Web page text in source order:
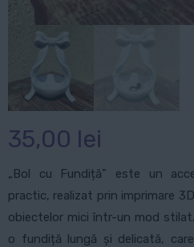
35,00 lei
„Bol cu Fundiță” este un
practic, realizat prin imprimare
obiectelor mici într-un mod
o fundiță lungă și delicată,